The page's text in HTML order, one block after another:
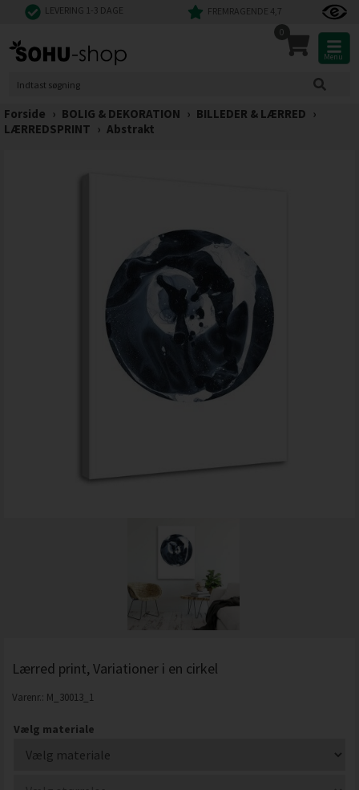
LEVERING 1-3 DAGE FREMRAGENDE 4,7
0
Menu
Forside › BOLIG & DEKORATION › BILLEDER & LÆRRED ›
LÆRREDSPRINT › Abstrakt
Lærred print, Variationer i en cirkel
Varenr.: M_30013_1
Vælg materiale